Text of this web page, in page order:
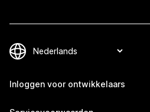
Inloggen voor ontwikkelaars